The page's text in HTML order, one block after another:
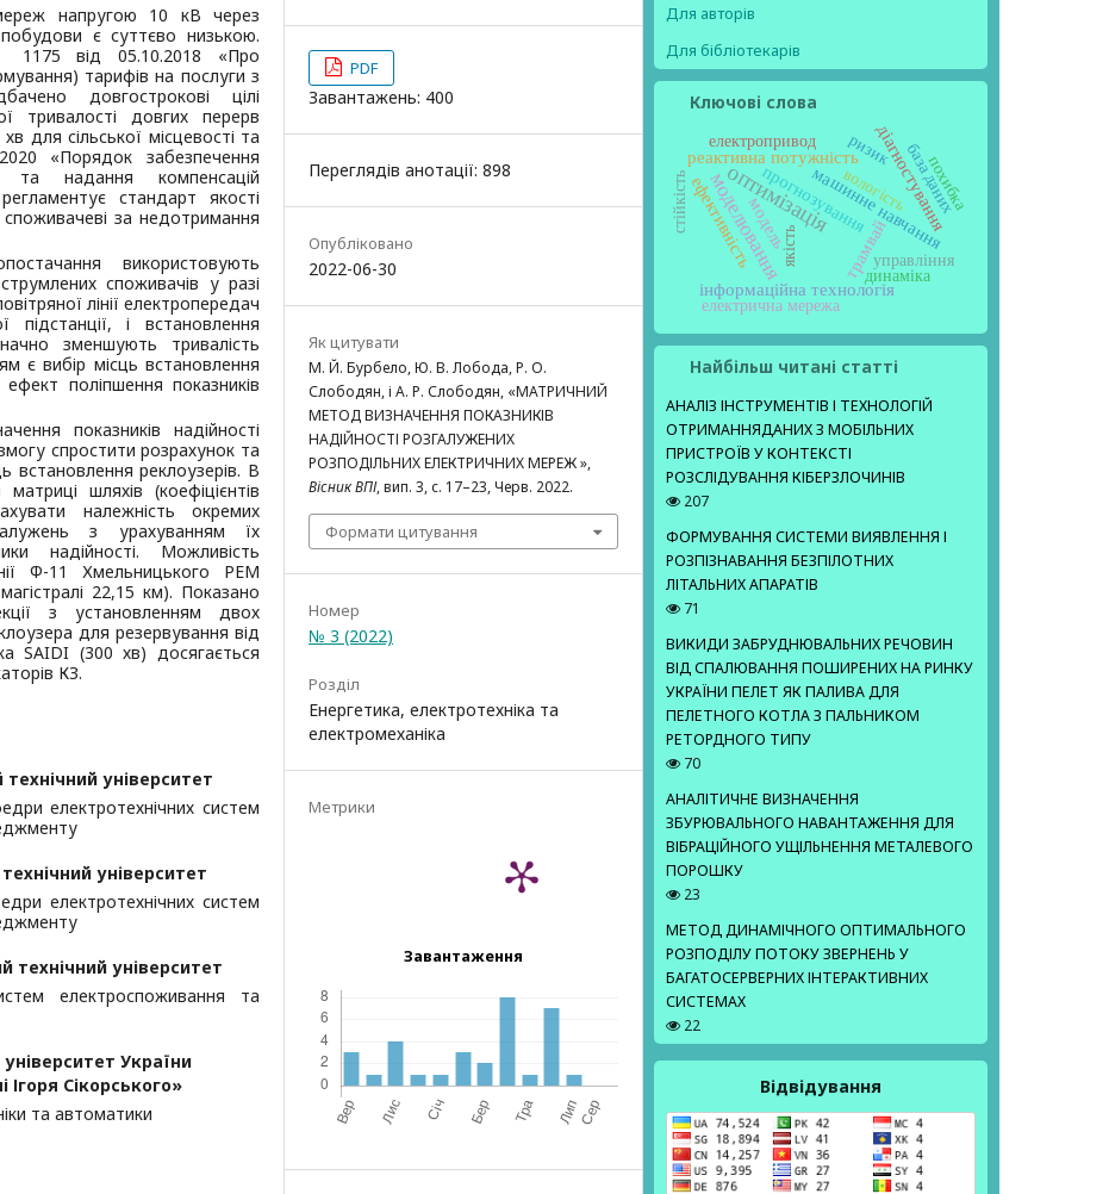
мереж напругою 10 кВ через
є суттєво низькою.
від 05.10.2018 «Про
тарифів на послуги з
довгострокові цілі
тривалості довгих перерв
для сільської місцевості та
«Порядок забезпечення
та надання компенсацій
стандарт якості
за недотримання
використовують
споживачів у разі
лінії електропередач
і встановлення
зменшують тривалість
є вибір місць встановлення
поліпшення показників
показників надійності
спростити розрахунок та
встановлення реклоузерів. В
шляхів (коефіцієнтів
належність окремих
з урахуванням їх
надійності. Можливість
Ф-11 Хмельницького РЕМ
22,15 км). Показано
з установленням двох
для резервування від
SAIDI (300 хв) досягається
КЗ.
університет
електротехнічних систем
університет
електротехнічних систем
технічний університет
електроспоживання та
України
Ігоря Сікорського»
та автоматики
PDF
Завантажень: 400
Переглядів анотації: 898
Опубліковано
2022-06-30
Як цитувати
М. Й. Бурбело, Ю. В. Лобода, Р. О.
Слободян, і А. Р. Слободян, «МАТРИЧНИЙ
МЕТОД ВИЗНАЧЕННЯ ПОКАЗНИКІВ
НАДІЙНОСТІ РОЗГАЛУЖЕНИХ
РОЗПОДІЛЬНИХ ЕЛЕКТРИЧНИХ МЕРЕЖ »,
Вісник ВПІ, вип. 3, с. 17–23, Черв. 2022.
Формати цитування
Номер
№ 3 (2022)
Розділ
Енергетика, електротехніка та
електромеханіка
Метрики
Завантаження
Для авторів
Для бібліотекарів
Ключові слова
оптимізація
моделювання
інформаційна технологія
реактивна потужність
ефективність машинне навчання
модель
прогнозуваннядіагностування
трамвай
вологість
ризик
управління
електропривод
стійкість
якість
електрична мережа
база даних
динаміка
похибка
Найбільш читані статті
АНАЛІЗ ІНСТРУМЕНТІВ І ТЕХНОЛОГІЙ
ОТРИМАННЯДАНИХ З МОБІЛЬНИХ
ПРИСТРОЇВ У КОНТЕКСТІ
РОЗСЛІДУВАННЯ КІБЕРЗЛОЧИНІВ
207
ФОРМУВАННЯ СИСТЕМИ ВИЯВЛЕННЯ І
РОЗПІЗНАВАННЯ БЕЗПІЛОТНИХ
ЛІТАЛЬНИХ АПАРАТІВ
71
ВИКИДИ ЗАБРУДНЮВАЛЬНИХ РЕЧОВИН
ВІД СПАЛЮВАННЯ ПОШИРЕНИХ НА РИНКУ
УКРАЇНИ ПЕЛЕТ ЯК ПАЛИВА ДЛЯ
ПЕЛЕТНОГО КОТЛА З ПАЛЬНИКОМ
РЕТОРДНОГО ТИПУ
70
АНАЛІТИЧНЕ ВИЗНАЧЕННЯ
ЗБУРЮВАЛЬНОГО НАВАНТАЖЕННЯ ДЛЯ
ВІБРАЦІЙНОГО УЩІЛЬНЕННЯ МЕТАЛЕВОГО
ПОРОШКУ
23
МЕТОД ДИНАМІЧНОГО ОПТИМАЛЬНОГО
РОЗПОДІЛУ ПОТОКУ ЗВЕРНЕНЬ У
БАГАТОСЕРВЕРНИХ ІНТЕРАКТИВНИХ
СИСТЕМАХ
22
Відвідування